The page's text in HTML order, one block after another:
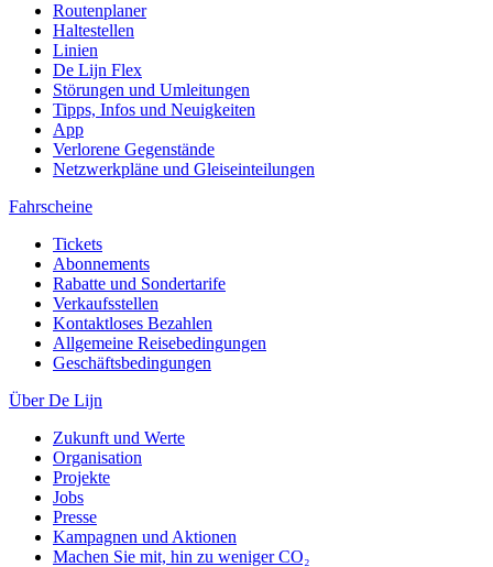
Routenplaner
Haltestellen
Linien
De Lijn Flex
Störungen und Umleitungen
Tipps, Infos und Neuigkeiten
App
Verlorene Gegenstände
Netzwerkpläne und Gleiseinteilungen
Fahrscheine
Tickets
Abonnements
Rabatte und Sondertarife
Verkaufsstellen
Kontaktloses Bezahlen
Allgemeine Reisebedingungen
Geschäftsbedingungen
Über De Lijn
Zukunft und Werte
Organisation
Projekte
Jobs
Presse
Kampagnen und Aktionen
Machen Sie mit, hin zu weniger CO₂